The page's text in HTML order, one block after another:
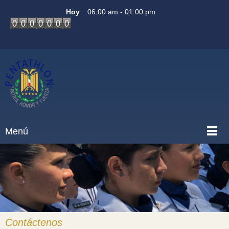
Hoy 06:00 am - 01:00 pm
Menú
Contáctenos